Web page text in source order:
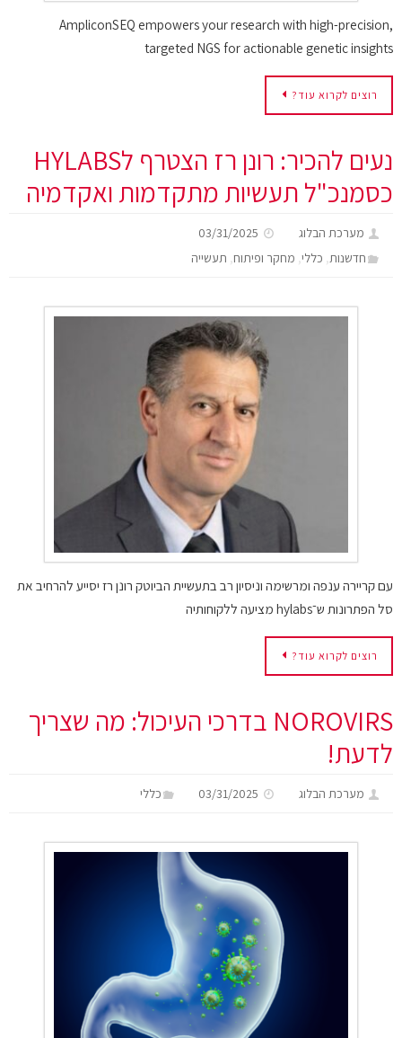
AmpliconSEQ empowers your research with high-precision,
targeted NGS for actionable genetic insights
רוצים לקרוא עוד?
נעים להכיר: רונן רז הצטרף לHYLABS
כסמנכ"ל תעשיות מתקדמות ואקדמיה
מערכת הבלוג
03/31/2025
חדשנות, כללי, מחקר ופיתוח, תעשייה
עם קריירה ענפה ומרשימה וניסיון רב בתעשיית הביוטק רונן רז יסייע להרחיב את
סל הפתרונות ש־hylabs מציעה ללקוחותיה
רוצים לקרוא עוד?
NOROVIRS בדרכי העיכול: מה שצריך
לדעת!
מערכת הבלוג 03/31/2025 כללי